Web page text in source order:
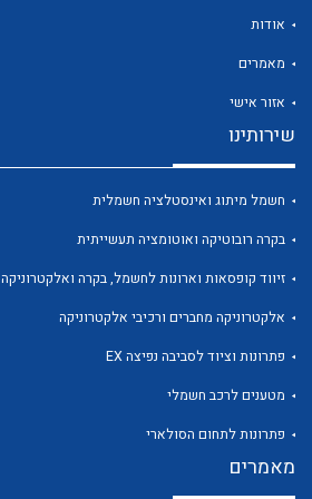
לכל מוצרי היצרן
לכל מוצרי היצרן
אודות
מאמרים
אזור אישי
שירותינו
חשמל מיתוג ואינסטלציה חשמלית
בקרה רובוטיקה ואוטומציה תעשייתית
זיווד קופסאות וארונות לחשמל, בקרה ואלקטרוניקה
אלקטרוניקה מחברים ורכיבי אלקטרוניקה
פתרונות וציוד לסביבה נפיצה EX
מטענים לרכב חשמלי
פתרונות לתחום הסולארי
מאמרים